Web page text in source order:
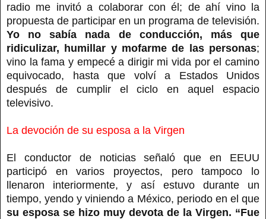
radio me invitó a colaborar con él; de ahí vino la
propuesta de participar en un programa de televisión.
Yo no sabía nada de conducción, más que
ridiculizar, humillar y mofarme de las personas;
vino la fama y empecé a dirigir mi vida por el camino
equivocado, hasta que volví a Estados Unidos
después de cumplir el ciclo en aquel espacio
televisivo.
La devoción de su esposa a la Virgen
El conductor de noticias señaló que en EEUU
participó en varios proyectos, pero tampoco lo
llenaron interiormente, y así estuvo durante un
tiempo, yendo y viniendo a México, periodo en el que
su esposa se hizo muy devota de la Virgen. “Fue